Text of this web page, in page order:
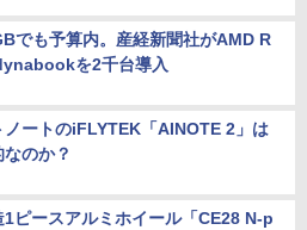
でも予算内。産経新聞社がAMD R
を2千台導入
ノートのiFLYTEK「AINOTE 2」は
のか？
1ピースアルミホイール「CE28 N-p